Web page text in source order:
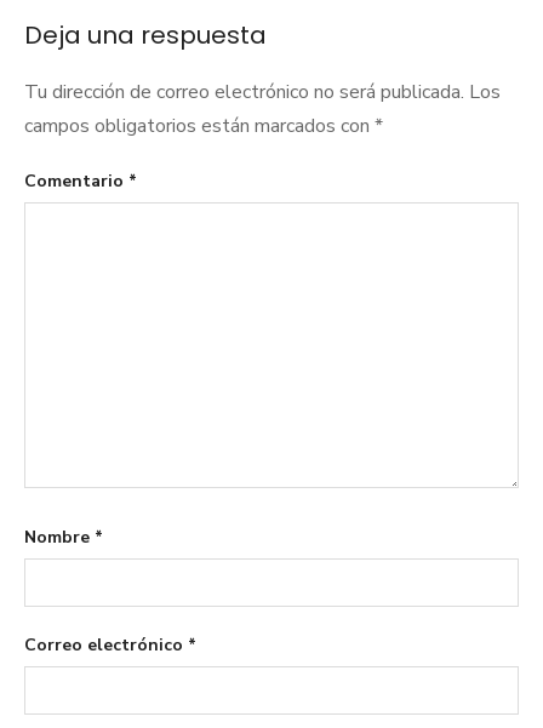
Deja una respuesta
Tu dirección de correo electrónico no será publicada. Los
campos obligatorios están marcados con *
Comentario *
Nombre *
Correo electrónico *